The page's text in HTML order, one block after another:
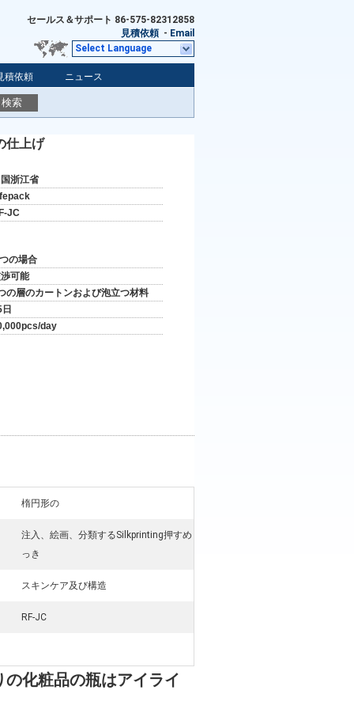
セールス＆サポート 86-575-82312858
見積依頼 - Email
Select Language
積依頼 ニュース
検索
仕上げ
浙江省
JC
の場合
可能
の層のカートンおよび泡立つ材料
day
楕円形の
注入、絵画、分類するSilkprinting押すめ
っき
スキンケア及び構造
RF-JC
化粧品の瓶はアイライ